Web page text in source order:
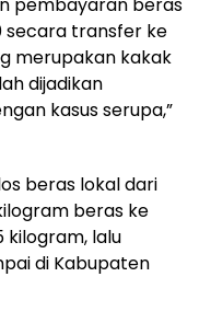
secara transfer ke
merupakan kakak
dijadikan
kasus serupa,”
beras lokal dari
beras ke
kilogram, lalu
di Kabupaten